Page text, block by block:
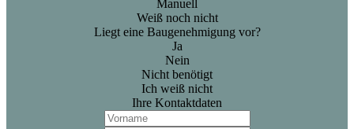
Manuell
Weiß noch nicht
Liegt eine Baugenehmigung vor?
Ja
Nein
Nicht benötigt
Ich weiß nicht
Ihre Kontaktdaten